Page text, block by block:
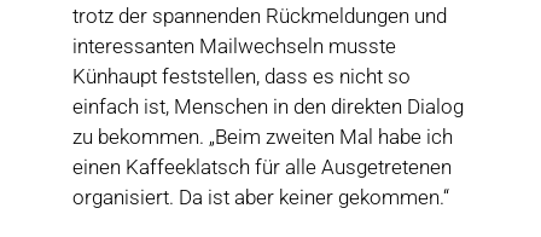
trotz der spannenden Rückmeldungen und
interessanten Mailwechseln musste
Künhaupt feststellen, dass es nicht so
einfach ist, Menschen in den direkten Dialog
zu bekommen. „Beim zweiten Mal habe ich
einen Kaffeeklatsch für alle Ausgetretenen
organisiert. Da ist aber keiner gekommen.“